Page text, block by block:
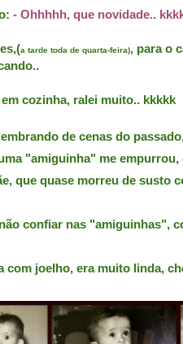
- Ohhhhh, que novidade..
a tarde toda de quarta-feira), para o
cozinha, ralei muito.. kkkkk
de cenas do
"amiguinha" me
que quase morreu de susto
confiar nas "amiguinhas",
com joelho, era muito linda,